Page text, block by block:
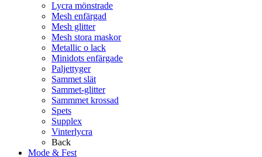
Lycra mönstrade
Mesh enfärgad
Mesh glitter
Mesh stora maskor
Metallic o lack
Minidots enfärgade
Paljettyger
Sammet slät
Sammet-glitter
Sammmet krossad
Spets
Supplex
Vinterlycra
Back
Mode & Fest